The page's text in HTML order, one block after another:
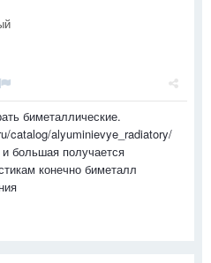
биметаллические.
catalog/alyuminievye_radiatory/
большая получается
конечно биметалл